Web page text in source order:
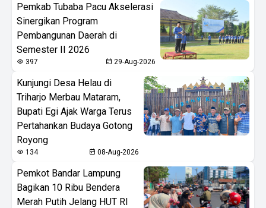
Pemkab Tubaba Pacu Akselerasi
Sinergikan Program
Pembangunan Daerah di
Semester II 2026
397 29-Aug-2026
Kunjungi Desa Helau di
Triharjo Merbau Mataram,
Bupati Egi Ajak Warga Terus
Pertahankan Budaya Gotong
Royong
134 08-Aug-2026
Pemkot Bandar Lampung
Bagikan 10 Ribu Bendera
Merah Putih Jelang HUT RI